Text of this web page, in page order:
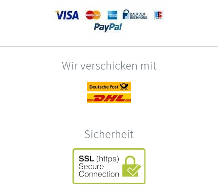
Wir verschicken mit
Sicherheit